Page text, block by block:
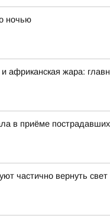
ночью
африканская жара:
в приёме
частично вернуть